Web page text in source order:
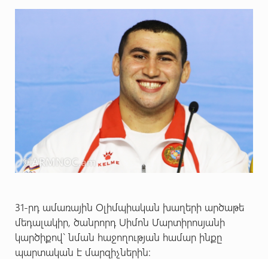
31-րդ ամառային Օլիմպիական խաղերի արծաթե
մեդալակիր, ծանրորդ Սիմոն Մարտիրոսյանի
կարծիքով` նման հաջողության համար ինքը
պարտական է մարզիչներին: